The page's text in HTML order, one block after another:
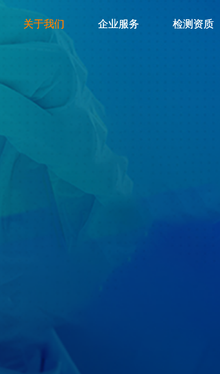
关于我们 企业服务 检测资质
关于我们 企业服务 检测资质